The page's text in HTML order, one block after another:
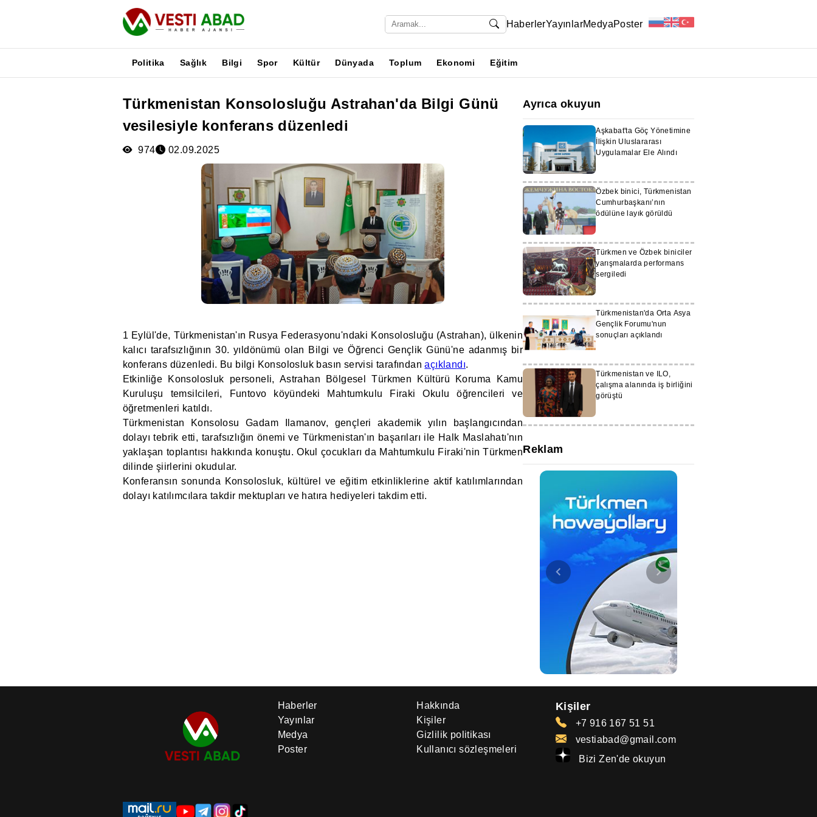
HaberlerYayınlarMedyaPoster
Politika Sağlık Bilgi Spor Kültür Dünyada Toplum Ekonomi Eğitim
Türkmenistan Konsolosluğu Astrahan'da Bilgi Günü
vesilesiyle konferans düzenledi
974 02.09.2025
1 Eylül'de, Türkmenistan'ın Rusya Federasyonu'ndaki Konsolosluğu (Astrahan), ülkenin
kalıcı tarafsızlığının 30. yıldönümü olan Bilgi ve Öğrenci Gençlik Günü'ne adanmış bir
konferans düzenledi. Bu bilgi Konsolosluk basın servisi tarafındanaçıklandı.
Etkinliğe Konsolosluk personeli, Astrahan Bölgesel Türkmen Kültürü Koruma Kamu
Kuruluşu temsilcileri, Funtovo köyündeki Mahtumkulu Firaki Okulu öğrencileri ve
öğretmenleri katıldı.
Türkmenistan Konsolosu Gadam Ilamanov, gençleri akademik yılın başlangıcından
dolayı tebrik etti, tarafsızlığın önemi ve Türkmenistan'ın başarıları ile Halk Maslahatı'nın
yaklaşan toplantısı hakkında konuştu. Okul çocukları da Mahtumkulu Firaki'nin Türkmen
dilinde şiirlerini okudular.
Konferansın sonunda Konsolosluk, kültürel ve eğitim etkinliklerine aktif katılımlarından
dolayı katılımcılara takdir mektupları ve hatıra hediyeleri takdim etti.
Ayrıca okuyun
Aşkabat'ta Göç Yönetimine
İlişkin Uluslararası
Uygulamalar Ele Alındı
Özbek binici, Türkmenistan
Cumhurbaşkanı’nın
ödülüne layık görüldü
Türkmen ve Özbek biniciler
yarışmalarda performans
sergiledi
Türkmenistan'da Orta Asya
Gençlik Forumu'nun
sonuçları açıklandı
Türkmenistan ve ILO,
çalışma alanında iş birliğini
görüştü
Reklam
Haberler
Yayınlar
Medya
Poster
Hakkında
Kişiler
Gizlilik politikası
Kullanıcı sözleşmeleri
Kişiler
+7 916 167 51 51
vestiabad@gmail.com
Bizi Zen'de okuyun